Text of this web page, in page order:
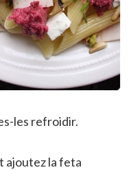
les refroidir.
ajoutez la feta